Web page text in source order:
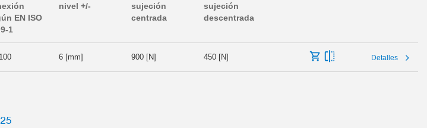
EN ISO
1
nivel +/-
sujeción
centrada
sujeción
descentrada
6 [mm] 900 [N] 450 [N] Detalles